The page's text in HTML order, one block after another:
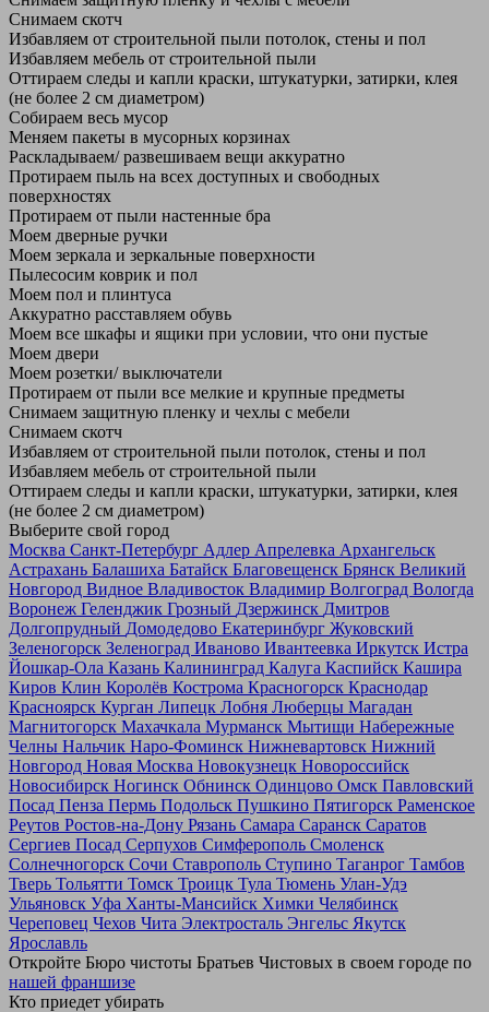
Снимаем скотч
Избавляем от строительной пыли потолок, стены и пол
Избавляем мебель от строительной пыли
Оттираем следы и капли краски, штукатурки, затирки, клея
(не более 2 см диаметром)
Собираем весь мусор
Меняем пакеты в мусорных корзинах
Раскладываем/ развешиваем вещи аккуратно
Протираем пыль на всех доступных и свободных
поверхностях
Протираем от пыли настенные бра
Моем дверные ручки
Моем зеркала и зеркальные поверхности
Пылесосим коврик и пол
Моем пол и плинтуса
Аккуратно расставляем обувь
Моем все шкафы и ящики при условии, что они пустые
Моем двери
Моем розетки/ выключатели
Протираем от пыли все мелкие и крупные предметы
Снимаем защитную пленку и чехлы с мебели
Снимаем скотч
Избавляем от строительной пыли потолок, стены и пол
Избавляем мебель от строительной пыли
Оттираем следы и капли краски, штукатурки, затирки, клея
(не более 2 см диаметром)
Выберите свой город
Москва Санкт-Петербург Адлер Апрелевка Архангельск
Астрахань Балашиха Батайск Благовещенск Брянск Великий
Новгород Видное Владивосток Владимир Волгоград Вологда
Воронеж Геленджик Грозный Дзержинск Дмитров
Долгопрудный Домодедово Екатеринбург Жуковский
Зеленогорск Зеленоград Иваново Ивантеевка Иркутск Истра
Йошкар-Ола Казань Калининград Калуга Каспийск Кашира
Киров Клин Королёв Кострома Красногорск Краснодар
Красноярск Курган Липецк Лобня Люберцы Магадан
Магнитогорск Махачкала Мурманск Мытищи Набережные
Челны Нальчик Наро-Фоминск Нижневартовск Нижний
Новгород Новая Москва Новокузнецк Новороссийск
Новосибирск Ногинск Обнинск Одинцово Омск Павловский
Посад Пенза Пермь Подольск Пушкино Пятигорск Раменское
Реутов Ростов-на-Дону Рязань Самара Саранск Саратов
Сергиев Посад Серпухов Симферополь Смоленск
Солнечногорск Сочи Ставрополь Ступино Таганрог Тамбов
Тверь Тольятти Томск Троицк Тула Тюмень Улан-Удэ
Ульяновск Уфа Ханты-Мансийск Химки Челябинск
Череповец Чехов Чита Электросталь Энгельс Якутск
Ярославль
Откройте Бюро чистоты Братьев Чистовых в своем городе по
нашей франшизе
Кто приедет убирать